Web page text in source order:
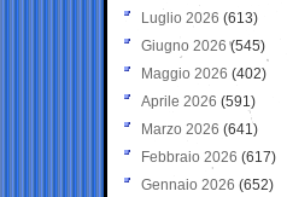
Luglio 2026 (613)
Giugno 2026 (545)
Maggio 2026 (402)
Aprile 2026 (591)
Marzo 2026 (641)
Febbraio 2026 (617)
Gennaio 2026 (652)